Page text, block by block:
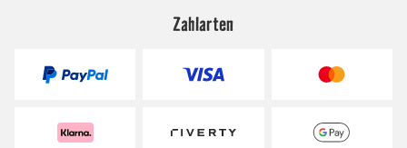
Zahlarten